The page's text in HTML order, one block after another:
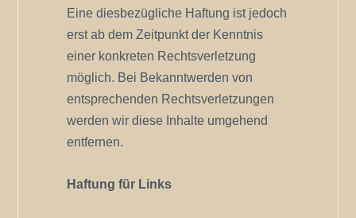
Eine diesbezügliche Haftung ist jedoch
erst ab dem Zeitpunkt der Kenntnis
einer konkreten Rechtsverletzung
möglich. Bei Bekanntwerden von
entsprechenden Rechtsverletzungen
werden wir diese Inhalte umgehend
entfernen.
Haftung für Links